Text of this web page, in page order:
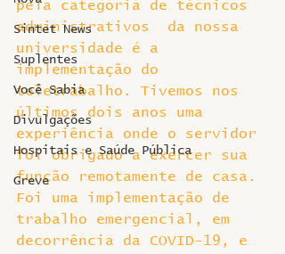
Sintet News
Suplentes
Você Sabia
Divulgações
Hospitais e Saúde Pública
Greve
pela categoria de técnicos
administrativos  da nossa
universidade é a
implementação do
teletrabalho. Tivemos nos
últimos dois anos uma
experiência onde o servidor
foi obrigado a exercer sua
função remotamente de casa.
Foi uma implementação de
trabalho emergencial, em
decorrência da COVID-19, e